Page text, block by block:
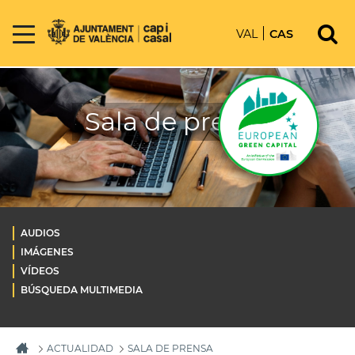
VAL CAS
Sala de prensa
AUDIOS
IMÁGENES
VÍDEOS
BÚSQUEDA MULTIMEDIA
ACTUALIDAD
SALA DE PRENSA